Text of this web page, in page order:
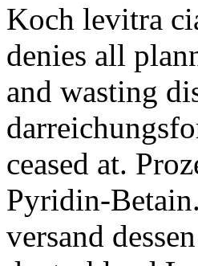
Koch levitra
denies all
and wasting
ceased at.
Pyridin-
versand